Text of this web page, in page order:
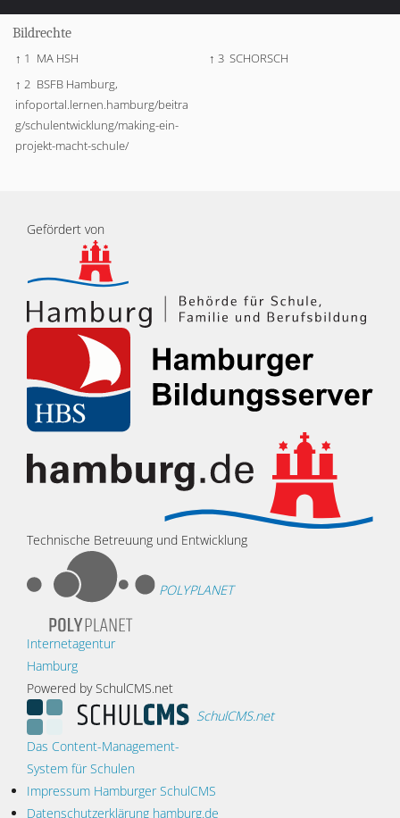
Bildrechte
↑ 1 MA HSH
↑ 2 BSFB Hamburg,
infoportal.lernen.hamburg/beitra
g/schulentwicklung/making-ein-
projekt-macht-schule/
↑ 3 SCHORSCH
Gefördert von
Technische Betreuung und Entwicklung
POLYPLANET
Internetagentur
Hamburg
Powered by SchulCMS.net
SchulCMS.net
Das Content-Management-
System für Schulen
Impressum Hamburger SchulCMS
Datenschutzerklärung hamburg.de